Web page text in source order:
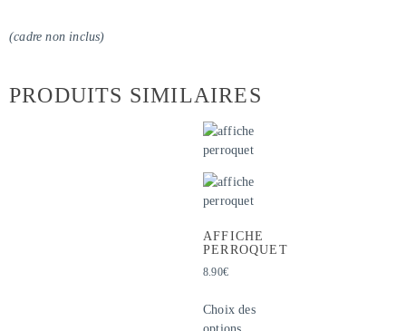
(cadre non inclus)
PRODUITS SIMILAIRES
AFFICHE
PERROQUET
8.90€
Choix des